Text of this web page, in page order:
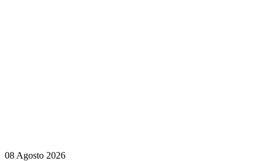
08 Agosto 2026